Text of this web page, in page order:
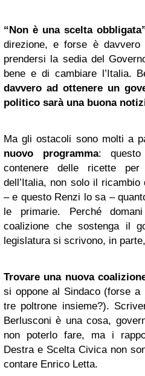
“Non è una scelta
direzione, e forse è
prendersi la sedia del
bene e di cambiare l’Italia.
davvero ad ottenere un
politico sarà una buona
Ma gli ostacoli sono molti a
nuovo programma: questo
contenere delle ricette
dell’Italia, non solo il
– e questo Renzi lo sa –
le primarie. Perché
coalizione che sostenga il
legislatura si scrivono, in
Trovare una nuova
si oppone al Sindaco (forse
tre poltrone insieme?).
Berlusconi è una cosa,
non poterlo fare, ma i
Destra e Scelta Civica non
contare Enrico Letta.